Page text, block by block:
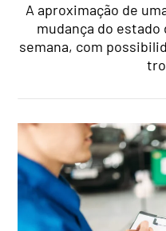
A aproximação de
mudança do
semana, com